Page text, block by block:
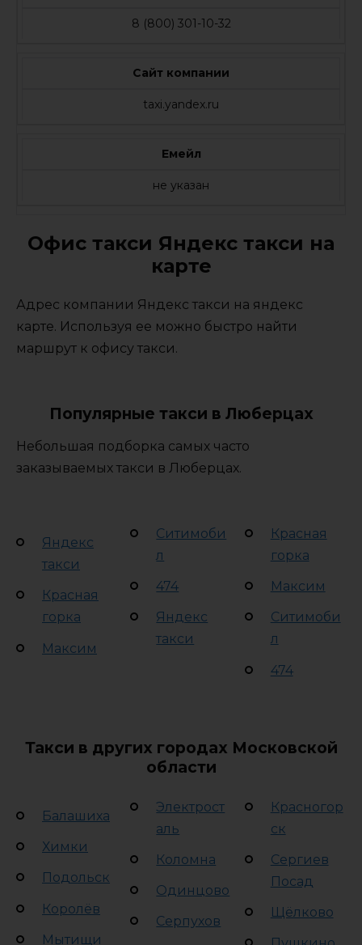
8 (800) 301-10-32
Сайт компании
taxi.yandex.ru
Емейл
не указан
Офис такси Яндекс такси на
карте
Адрес компании Яндекс такси на яндекс
карте. Используя ее можно быстро найти
маршрут к офису такси.
Популярные такси в Люберцах
Небольшая подборка самых часто
заказываемых такси в Люберцах.
Яндекс
такси
Красная
горка
Максим
Ситимоби
л
474
Яндекс
такси
Красная
горка
Максим
Ситимоби
л
474
Такси в других городах Московской
области
Балашиха
Химки
Подольск
Королёв
Мытищи
Электрост
аль
Коломна
Одинцово
Серпухов
Красногор
ск
Сергиев
Посад
Щёлково